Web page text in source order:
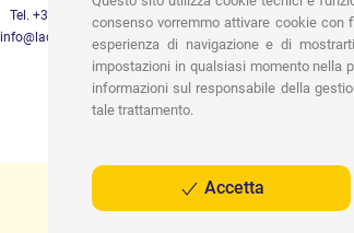
Tel. +39 3452280233
info@lachiocciolababy.it
consenso vorremmo attivare cookie con
esperienza di navigazione e di
impostazioni in qualsiasi momento nella
informazioni sul responsabile della
tale trattamento.
Accetta